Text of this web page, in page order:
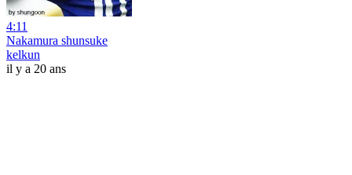
4:11
Nakamura shunsuke
kelkun
il y a 20 ans